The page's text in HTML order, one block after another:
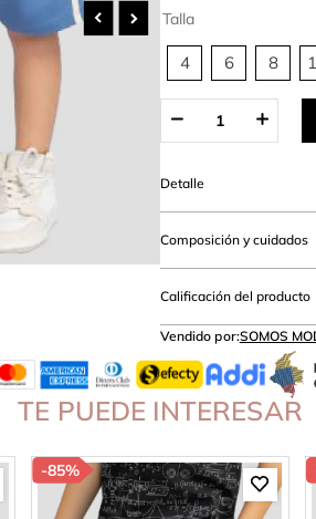
Talla
4 6 8
Detalle
Composición y cuidados
Calificación del producto
Vendido por:SOMOS
TE PUEDE INTERESAR
-85%